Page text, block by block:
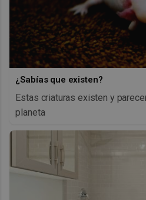
¿Sabías que existen?
Estas criaturas existen y
planeta